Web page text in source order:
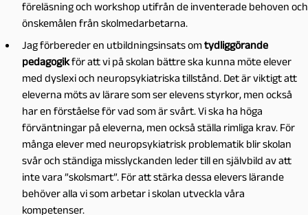
föreläsning och workshop utifrån de inventerade behoven och
önskemålen från skolmedarbetarna.
Jag förbereder en utbildningsinsats omtydliggörande
pedagogikför att vi på skolan bättre ska kunna möte elever
med dyslexi och neuropsykiatriska tillstånd. Det är viktigt att
eleverna möts av lärare som ser elevens styrkor, men också
har en förståelse för vad som är svårt. Vi ska ha höga
förväntningar på eleverna, men också ställa rimliga krav. För
många elever med neuropsykiatrisk problematik blir skolan
svår och ständiga misslyckanden leder till en självbild av att
inte vara ”skolsmart”. För att stärka dessa elevers lärande
behöver alla vi som arbetar i skolan utveckla våra
kompetenser.